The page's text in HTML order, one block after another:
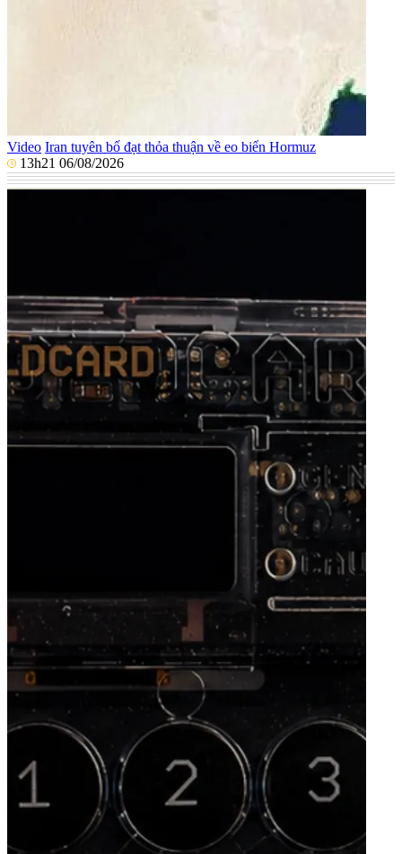
Video Iran tuyên bố đạt thỏa thuận về eo biển Hormuz
13h21 06/08/2026